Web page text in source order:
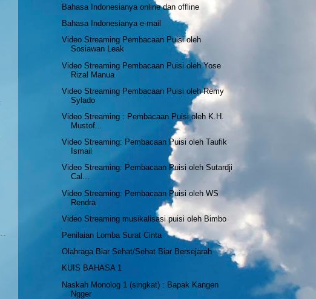
Bahasa Indonesianya online dan offline
Bahasa Indonesianya e-mail
Video Streaming Pembacaan Puisi oleh
Sosiawan Leak
Video Streaming Pembacaan Puisi oleh Yose
Rizal Manua
Video Streaming Pembacaan Puisi oleh Remy
Sylado
Video Streaming : Pembacaan Puisi oleh K.H.
Mustof...
Video Streaming: Pembacaan Puisi oleh Taufik
Ismail
Video Streaming: Pembacaan Puisi oleh Sutardji
Cal...
Video Streaming: Pembacaan Puisi oleh WS
Rendra
Video Streaming musikalisasi puisi oleh Bimbo
Penilaian Lomba Surat Cinta
Olahraga Biar Sehat/Sehat Biar Bersejarah
KUIS BAHASA 1
Naskah Monolog 1 (singkat) : Bapak Kangen
Ngger